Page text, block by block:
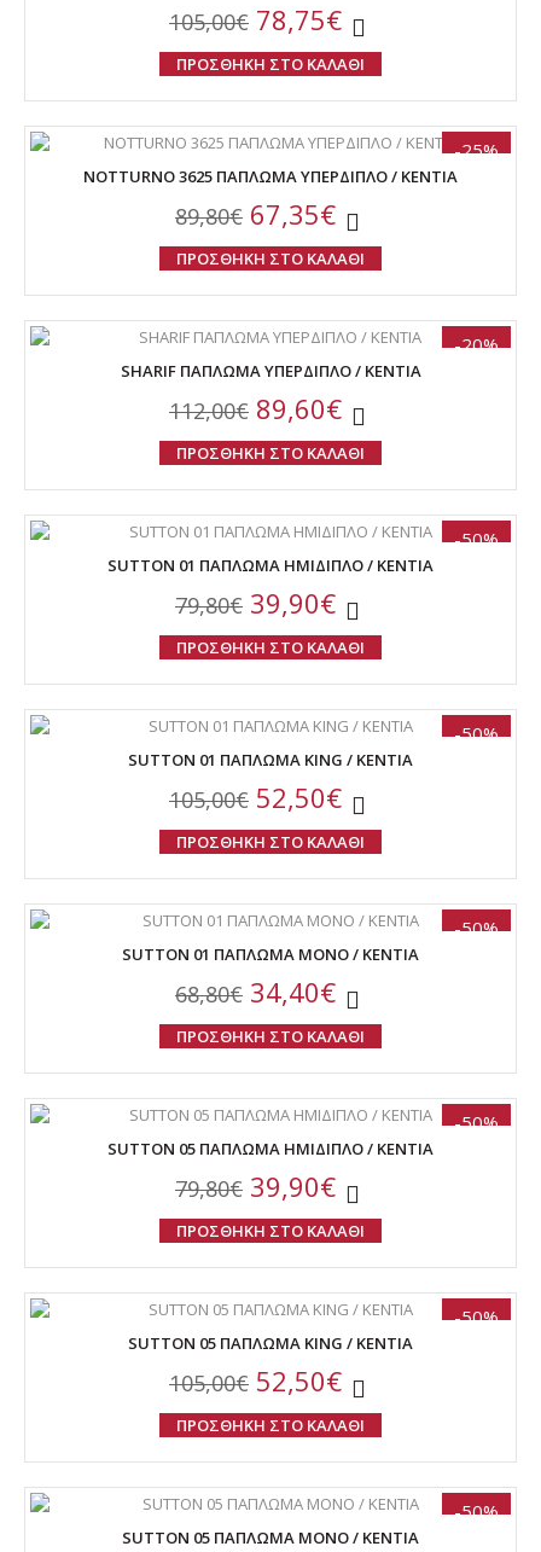
105,00€ 78,75€
ΠΡΟΣΘΗΚΗ ΣΤΟ ΚΑΛΑΘΙ
-25%
NOTTURNO 3625 ΠΑΠΛΩΜΑ ΥΠΕΡΔΙΠΛΟ / ΚΕΝΤΙΑ
89,80€ 67,35€
ΠΡΟΣΘΗΚΗ ΣΤΟ ΚΑΛΑΘΙ
-20%
SHARIF ΠΑΠΛΩΜΑ ΥΠΕΡΔΙΠΛΟ / ΚΕΝΤΙΑ
112,00€ 89,60€
ΠΡΟΣΘΗΚΗ ΣΤΟ ΚΑΛΑΘΙ
-50%
SUTTON 01 ΠΑΠΛΩΜΑ HMIΔΙΠΛΟ / ΚΕΝΤΙΑ
79,80€ 39,90€
ΠΡΟΣΘΗΚΗ ΣΤΟ ΚΑΛΑΘΙ
-50%
SUTTON 01 ΠΑΠΛΩΜΑ KING / ΚΕΝΤΙΑ
105,00€ 52,50€
ΠΡΟΣΘΗΚΗ ΣΤΟ ΚΑΛΑΘΙ
-50%
SUTTON 01 ΠΑΠΛΩΜΑ ΜΟΝΟ / ΚΕΝΤΙΑ
68,80€ 34,40€
ΠΡΟΣΘΗΚΗ ΣΤΟ ΚΑΛΑΘΙ
-50%
SUTTON 05 ΠΑΠΛΩΜΑ HMIΔΙΠΛΟ / ΚΕΝΤΙΑ
79,80€ 39,90€
ΠΡΟΣΘΗΚΗ ΣΤΟ ΚΑΛΑΘΙ
-50%
SUTTON 05 ΠΑΠΛΩΜΑ KING / ΚΕΝΤΙΑ
105,00€ 52,50€
ΠΡΟΣΘΗΚΗ ΣΤΟ ΚΑΛΑΘΙ
-50%
SUTTON 05 ΠΑΠΛΩΜΑ ΜΟΝΟ / ΚΕΝΤΙΑ